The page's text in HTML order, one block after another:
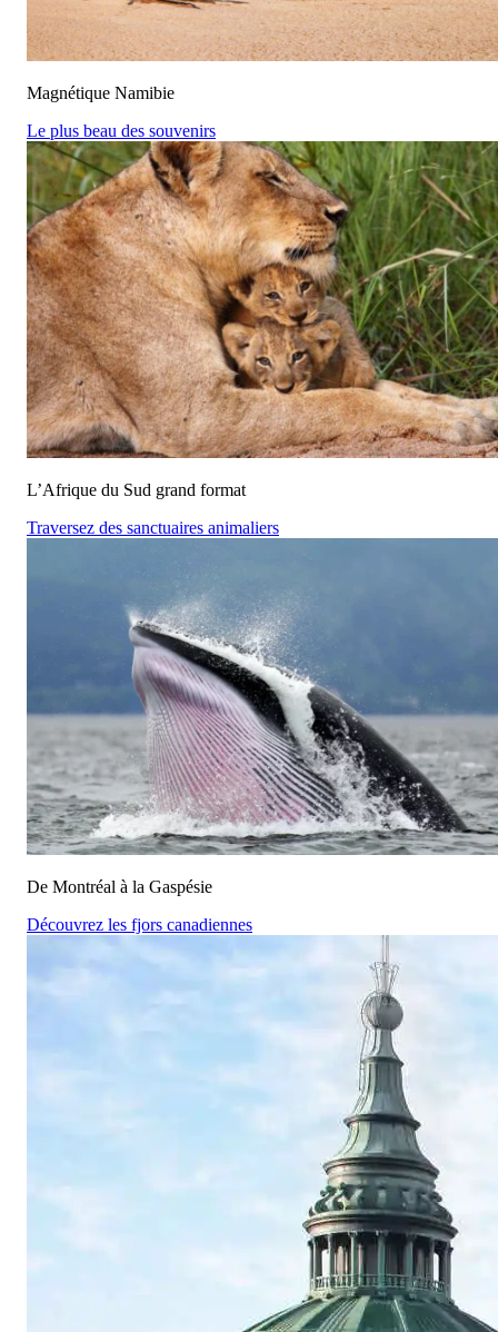
Magnétique Namibie
Le plus beau des souvenirs
L’Afrique du Sud grand format
Traversez des sanctuaires animaliers
De Montréal à la Gaspésie
Découvrez les fjors canadiennes